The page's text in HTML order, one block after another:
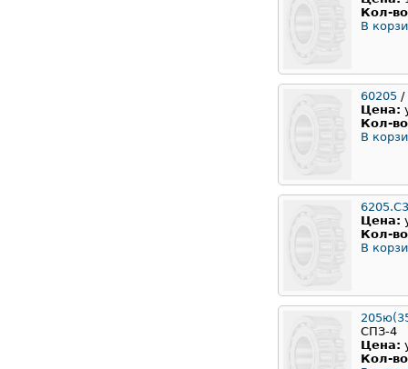
Кол-
В
60205 /
Цена:
Кол-
В
6205.C3
Цена:
Кол-
В
СПЗ-4
Цена:
Кол-